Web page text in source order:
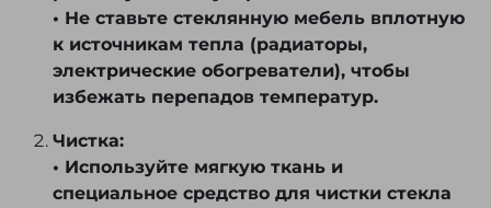
• Не ставьте стеклянную мебель вплотную
к источникам тепла (радиаторы,
электрические обогреватели), чтобы
избежать перепадов температур.
Чистка:
• Используйте мягкую ткань и
специальное средство для чистки стекла